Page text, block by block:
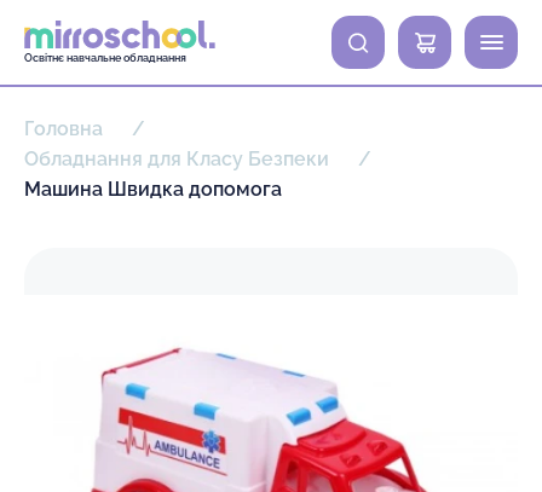
Освітнє навчальне обладнання
0
Головна
Обладнання для Класу Безпеки
Машина Швидка допомога